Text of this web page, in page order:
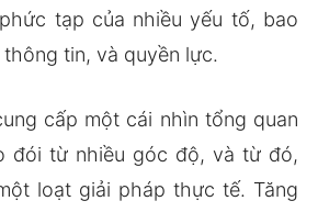
tạp của nhiều yếu tố, bao
tin, và quyền lực.
cấp một cái nhìn tổng quan
đói từ nhiều góc độ, và từ đó,
loạt giải pháp thực tế. Tăng